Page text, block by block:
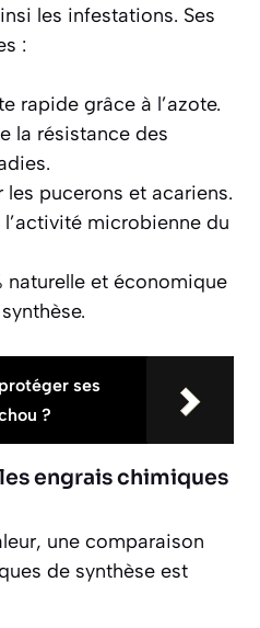
les infestations. Ses
:
rapide grâce à l’azote.
la résistance des
les pucerons et acariens.
microbienne du
naturelle et économique
ses
?
engrais chimiques
une comparaison
de synthèse est